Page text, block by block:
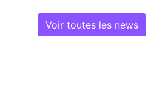
Voir toutes les news